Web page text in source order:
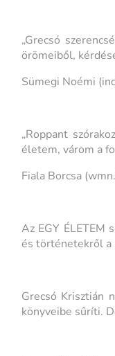
„Grecsó
örömeiből,
Sümegi Noémi
„Roppant
életem, várom a
Fiala Borcsa
Az EGY ÉLETEM
és történetekről a
Grecsó Krisztián
könyveibe sűríti.